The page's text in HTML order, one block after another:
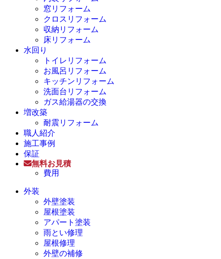
窓リフォーム
クロスリフォーム
収納リフォーム
床リフォーム
水回り
トイレリフォーム
お風呂リフォーム
キッチンリフォーム
洗面台リフォーム
ガス給湯器の交換
増改築
耐震リフォーム
職人紹介
施工事例
保証
無料お見積
費用
外装
外壁塗装
屋根塗装
アパート塗装
雨とい修理
屋根修理
外壁の補修